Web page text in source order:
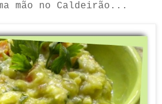
mão no Caldeirão...